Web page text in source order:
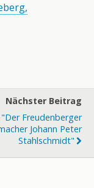
Nächster Beitrag
Freudenberger
Johann Peter
Stahlschmidt"